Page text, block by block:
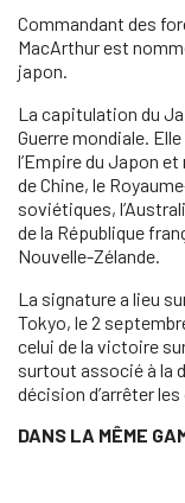
Commandant des
MacArthur est
japon.
La capitulation du
Guerre mondiale.
l’Empire du Japon
de Chine, le
soviétiques,
de la République
Nouvelle-Zélande.
La signature a lieu
Tokyo, le 2
celui de la victoire
surtout associé à la
décision d’arrêter
DANS LA MÊME